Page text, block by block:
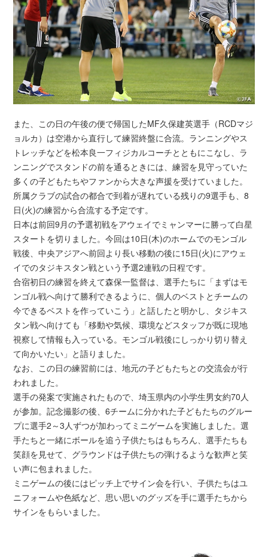
また、この日の午後の便で帰国したMF久保建英選手（RCDマジ
ョルカ）は空港から直行して練習終盤に合流。ランニングやス
トレッチなどを松本良一フィジカルコーチとともにこなし、ラ
ンニングでスタンドの前を通るときには、練習を見守っていた
多くの子どもたちやファンから大きな声援を受けていました。
所属クラブの試合の都合で到着が遅れている残りの9選手も、8
日(火)の練習から合流する予定です。
日本は前回9月の予選初戦をアウェイでミャンマーに勝って白星
スタートを切りました。今回は10日(木)のホームでのモンゴル
戦後、中央アジアへ前回より長い移動の後に15日(火)にアウェ
イでのタジキスタン戦という予選2連戦の日程です。
合宿初日の練習を終えて森保一監督は、選手たちに「まずはモ
ンゴル戦へ向けて勝利できるように、個人のベストとチームの
今できるベストを作っていこう」と話したと明かし、タジキス
タン戦へ向けても「移動や気候、環境などスタッフが既に現地
視察して情報も入っている。モンゴル戦後にしっかり切り替え
て向かいたい」と語りました。
なお、この日の練習前には、地元の子どもたちとの交流会が行
われました。
選手の発案で実施されたもので、埼玉県内の小学生男女約70人
が参加。記念撮影の後、6チームに分かれた子どもたちのグルー
プに選手2～3人ずつが加わってミニゲームを実施しました。選
手たちと一緒にボールを追う子供たちはもちろん、選手たちも
笑顔を見せて、グラウンドは子供たちの弾けるような歓声と笑
い声に包まれました。
ミニゲームの後にはピッチ上でサイン会を行い、子供たちはユ
ニフォームや色紙など、思い思いのグッズを手に選手たちから
サインをもらいました。